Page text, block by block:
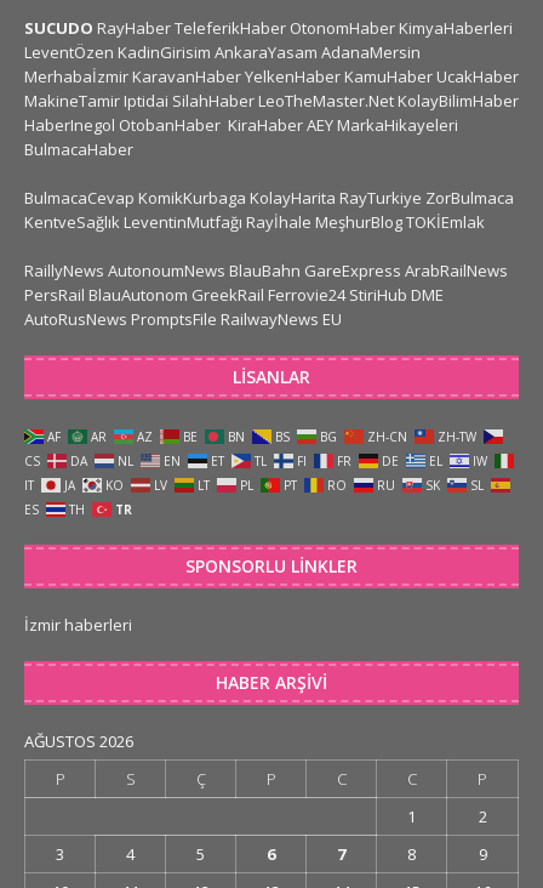
SUCUDO RayHaberTeleferikHaber OtonomHaber KimyaHaberleri
LeventÖzen KadinGirisim AnkaraYasam AdanaMersin
Merhabaİzmir KaravanHaberYelkenHaber KamuHaber UcakHaber
MakineTamir Iptidai SilahHaber LeoTheMaster.Net KolayBilimHaber
HaberInegol OtobanHaber KiraHaberAEY MarkaHikayeleri
BulmacaHaber
BulmacaCevap KomikKurbaga KolayHarita RayTurkiye ZorBulmaca
KentveSağlık LeventinMutfağı Rayİhale MeşhurBlogTOKİEmlak
RaillyNews AutonoumNews BlauBahn GareExpress ArabRailNews
PersRail BlauAutonom GreekRail Ferrovie24 StiriHub DME
AutoRusNews PromptsFile RailwayNews EU
LISANLAR
AF AR AZ BE BN BS BG ZH-CN
ZH-TW
CS
DA NL EN ET TL FI FR DE EL
IW
IT
JA KO LV LT PL PT RO RU SK
SL
ES
TH TR
SPONSORLU LINKLER
İzmir haberleri
HABER ARŞIVI
AĞUSTOS 2026
P
S Ç P C C
P
1
2
3
4 5 6 7 8
9